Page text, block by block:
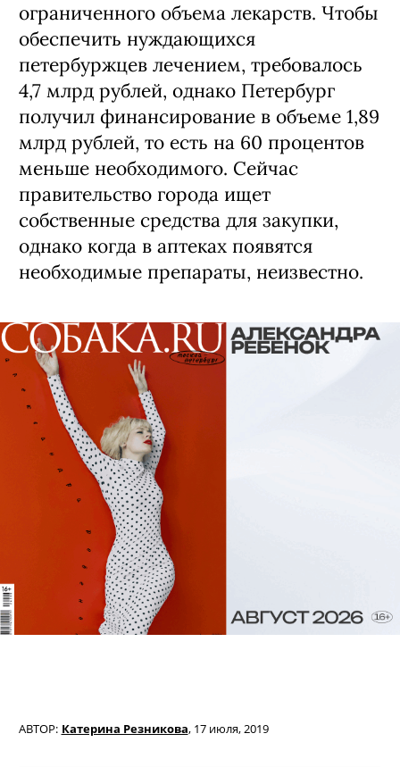
ограниченного объема лекарств. Чтобы
обеспечить нуждающихся
петербуржцев лечением, требовалось
4,7 млрд рублей, однако Петербург
получил финансирование в объеме 1,89
млрд рублей, то есть на 60 процентов
меньше необходимого. Сейчас
правительство города ищет
собственные средства для закупки,
однако когда в аптеках появятся
необходимые препараты, неизвестно.
АВТОР: Катерина Резникова, 17 июля, 2019